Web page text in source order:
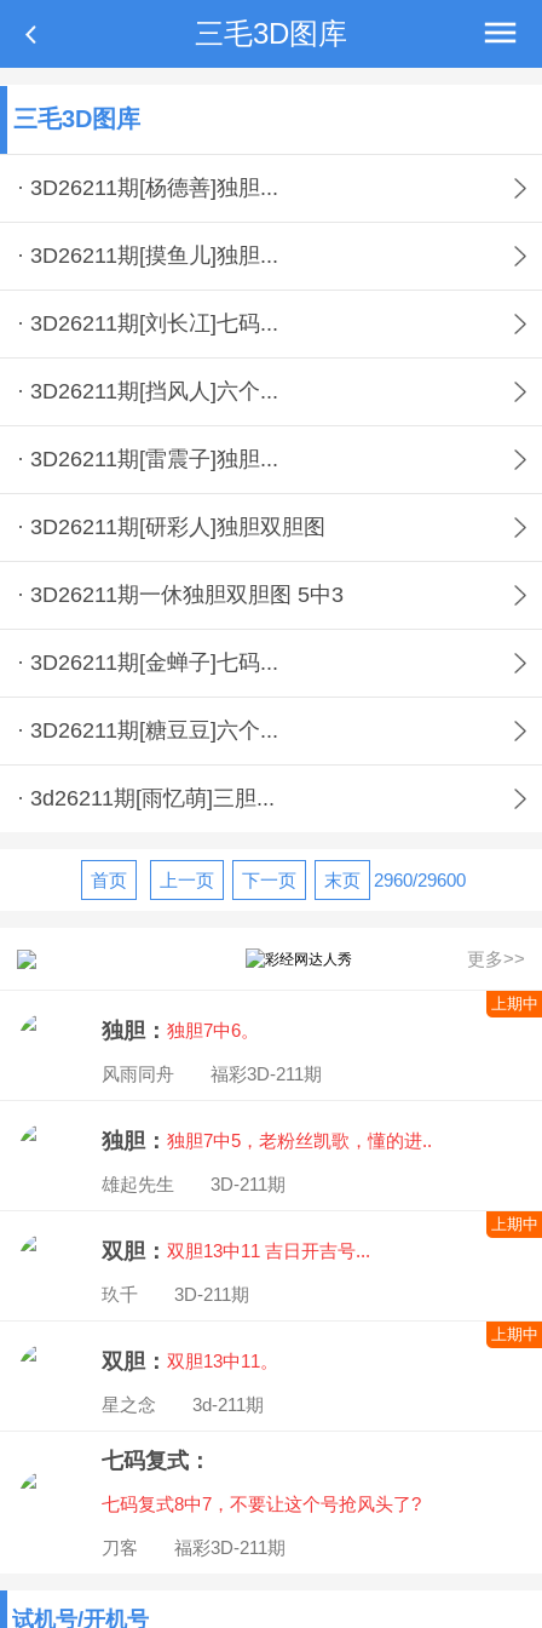
三毛3D图库
三毛3D图库
· 3D26211期[杨德善]独胆...
· 3D26211期[摸鱼儿]独胆...
· 3D26211期[刘长冮]七码...
· 3D26211期[挡风人]六个...
· 3D26211期[雷震子]独胆...
· 3D26211期[研彩人]独胆双胆图
· 3D26211期一休独胆双胆图 5中3
· 3D26211期[金蝉子]七码...
· 3D26211期[糖豆豆]六个...
· 3d26211期[雨忆萌]三胆...
首页 上一页 下一页 末页 2960/29600
更多>>
独胆： 独胆7中6。
风雨同舟 福彩3D-211期
上期中
独胆： 独胆7中5，老粉丝凯歌，懂的进..
雄起先生 3D-211期
双胆： 双胆13中11 吉日开吉号...
玖千 3D-211期
上期中
双胆： 双胆13中11。
星之念 3d-211期
上期中
七码复式：
七码复式8中7，不要让这个号抢风头了?
刀客 福彩3D-211期
试机号/开机号